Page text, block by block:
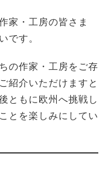
家・工房の皆さま
です。
の作家・工房をご存
紹介いただけますと
ともに欧州へ挑戦し
とを楽しみにしてい